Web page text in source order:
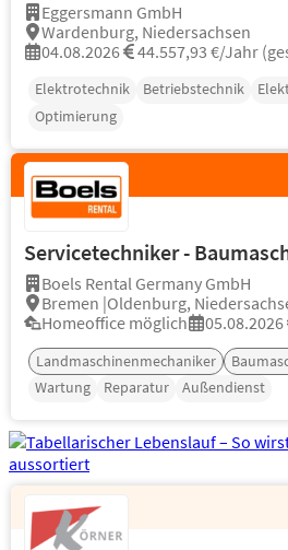
Eggersmann GmbH
Wardenburg, Niedersachsen
04.08.2026
44.557,93 €/Jahr
Elektrotechnik Betriebstechnik
Optimierung
Servicetechniker -
Boels Rental Germany GmbH
Bremen |Oldenburg,
Homeoffice möglich
05.08.2026
Landmaschinenmechaniker
Wartung
Reparatur Außendienst